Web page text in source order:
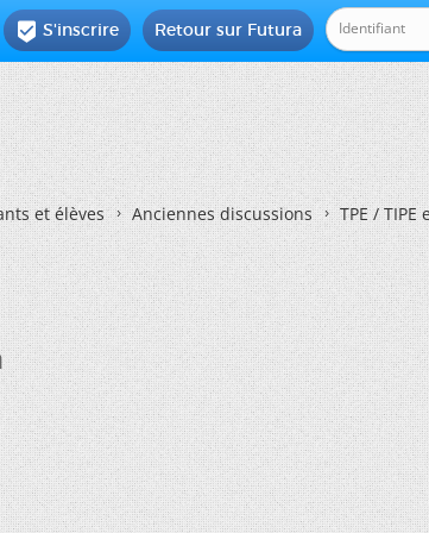
Retour sur Futura
 S'inscrire
et élèves Anciennes discussions
TPE /